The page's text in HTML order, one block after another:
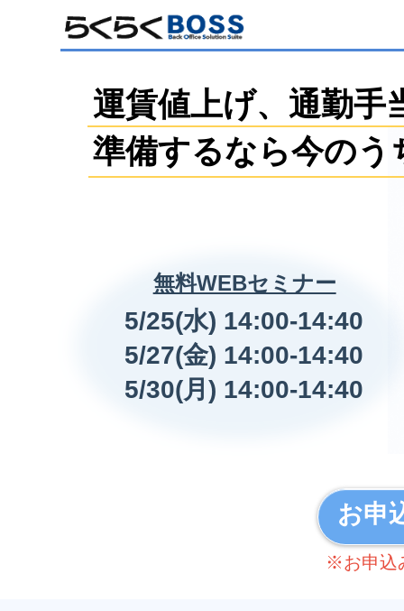
お申
運賃値上げ、通勤手
準備するなら今のう
無料WEBセミナー
5/25(水) 14:00-14:40
5/27(金) 14:00-14:40
5/30(月) 14:00-14:40
※お申込